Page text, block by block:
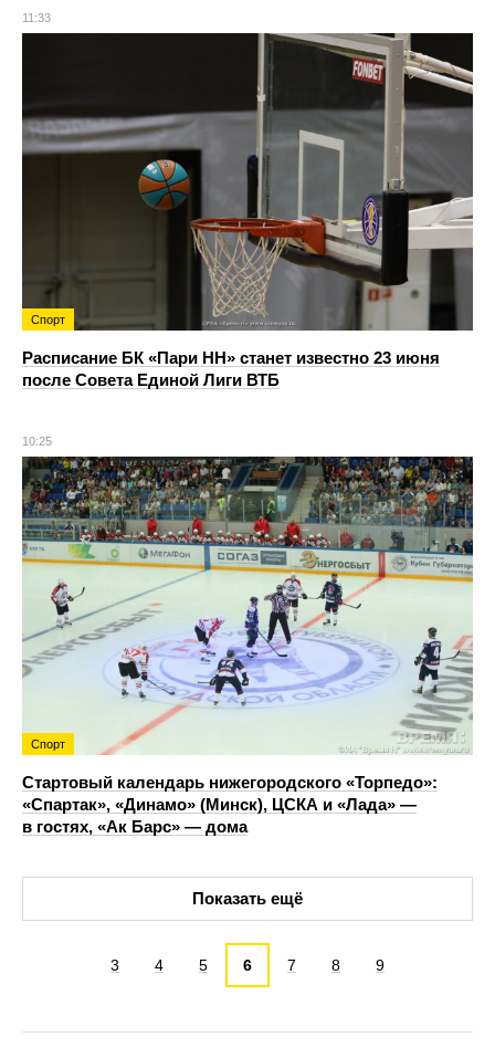
11:33
Спорт
Расписание БК «Пари НН» станет известно 23 июня
после Совета Единой Лиги ВТБ
10:25
Спорт
Стартовый календарь нижегородского «Торпедо»:
«Спартак», «Динамо» (Минск), ЦСКА и «Лада» —
в гостях, «Ак Барс» — дома
Показать ещё
3 4 5 6 7 8 9